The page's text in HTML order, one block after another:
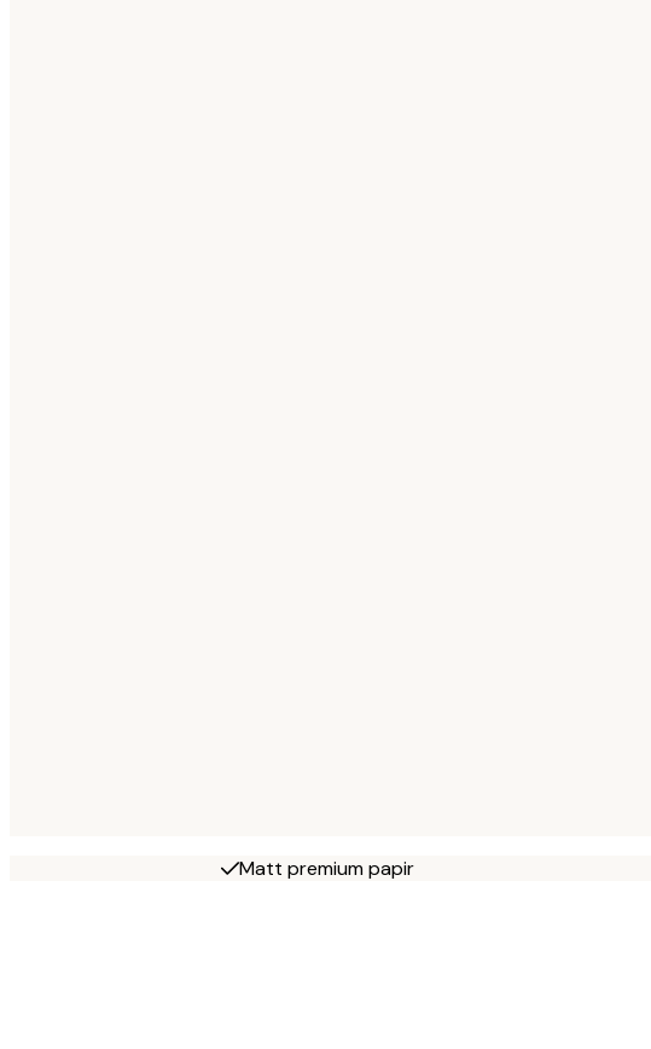
Matt premium papir